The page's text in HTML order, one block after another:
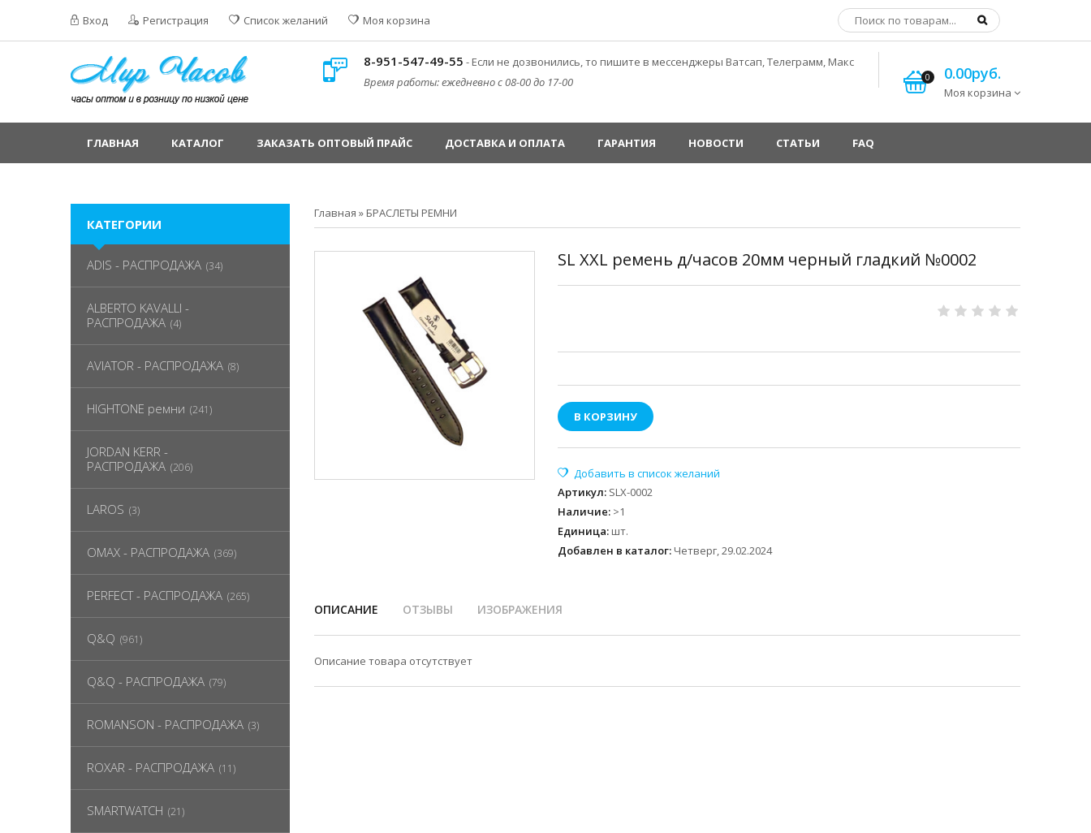
Вход Регистрация Список желаний Моя корзина
8-951-547-49-55 - Если не дозвонились, то пишите в мессенджеры Ватсап, Телеграмм, Макс
Время работы: ежедневно с 08-00 до 17-00
0 0.00руб.
Моя корзина
ГЛАВНАЯ КАТАЛОГ ЗАКАЗАТЬ ОПТОВЫЙ ПРАЙС ДОСТАВКА И ОПЛАТА ГАРАНТИЯ НОВОСТИ СТАТЬИ FAQ
Главная » БРАСЛЕТЫ РЕМНИ
SL XXL ремень д/часов 20мм черный гладкий №0002
В КОРЗИНУ
Артикул: SLX-0002
Наличие: >1
Единица: шт.
Добавлен в каталог: Четверг, 29.02.2024
ОПИСАНИЕ ОТЗЫВЫ ИЗОБРАЖЕНИЯ
Описание товара отсутствует
КАТЕГОРИИ
ADIS - РАСПРОДАЖА (34)
ALBERTO KAVALLI -
РАСПРОДАЖА (4)
AVIATOR - РАСПРОДАЖА (8)
HIGHTONE ремни (241)
JORDAN KERR -
РАСПРОДАЖА (206)
LAROS (3)
OMAX - РАСПРОДАЖА (369)
PERFECT - РАСПРОДАЖА (265)
Q&Q (961)
Q&Q - РАСПРОДАЖА (79)
ROMANSON - РАСПРОДАЖА (3)
ROXAR - РАСПРОДАЖА (11)
SMARTWATCH (21)